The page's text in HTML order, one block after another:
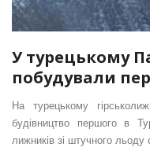
У турецькому
побудували
На турецькому
будівництво першого в
лижників зі штучного льоду